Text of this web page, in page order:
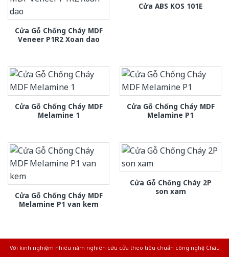
Cửa Gỗ Chống Cháy MDF
Veneer P1R2 Xoan dao
Cửa ABS KOS 101E
Cửa Gỗ Chống Cháy MDF
Melamine 1
Cửa Gỗ Chống Cháy MDF
Melamine P1
Cửa Gỗ Chống Cháy MDF
Melamine P1 van kem
Cửa Gỗ Chống Cháy 2P
son xam
Với kinh nghiệm nhiêu năm nghiên cứu cửa theo tiêu chuẩn công nghệ Châu